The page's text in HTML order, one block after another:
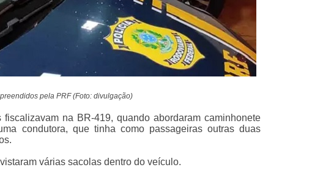
pela PRF (Foto: divulgação)
na BR-419, quando abordaram caminhonete
condutora, que tinha como passageiras outras duas
várias sacolas dentro do veículo.